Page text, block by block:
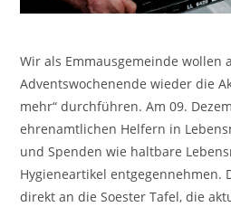
Wir als Emmausgemeinde wollen
Adventswochenende wieder die
mehr“ durchführen. Am 09.
ehrenamtlichen Helfern in
und Spenden wie haltbare
Hygieneartikel entgegennehmen.
direkt an die Soester Tafel, die